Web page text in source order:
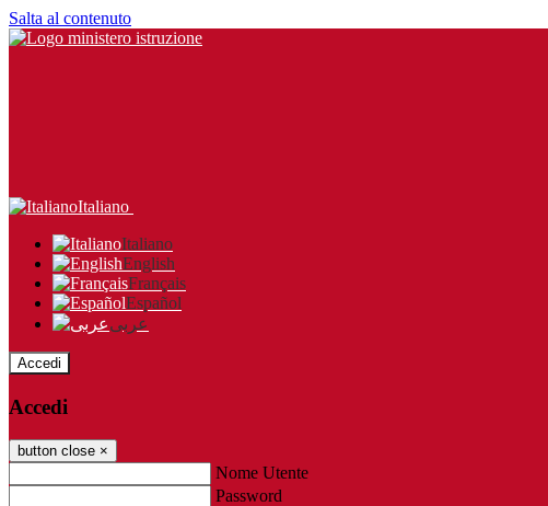
Salta al contenuto
Italiano
Italiano
English
Français
Español
عربى
Accedi
Accedi
button close ×
Nome Utente
Password